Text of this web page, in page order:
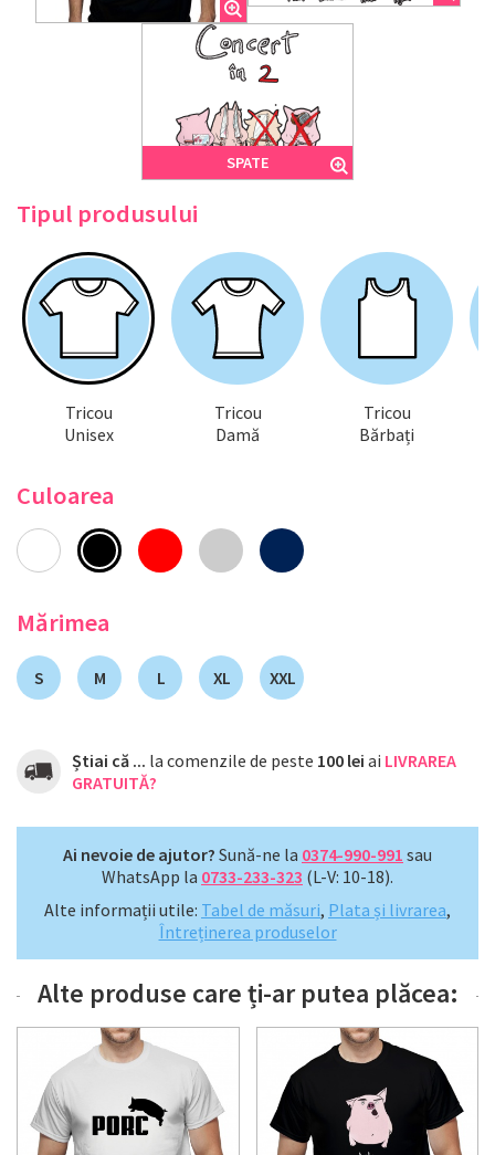
SPATE
Tipul produsului
Tricou
Unisex
Tricou
Damă
Tricou
Bărbați
Culoarea
Mărimea
S M L XL XXL
Știai că ... la comenzile de peste 100 lei ai LIVRAREA
GRATUITĂ?
Ai nevoie de ajutor? Sună-ne la 0374-990-991 sau
WhatsApp la 0733-233-323 (L-V: 10-18).
Alte informații utile: Tabel de măsuri, Plata și livrarea,
Întreținerea produselor
Alte produse care ți-ar putea plăcea: